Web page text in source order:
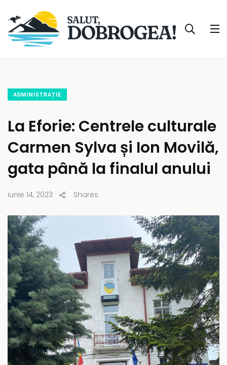
ADMINISTRAȚIE
La Eforie: Centrele culturale
Carmen Sylva și Ion Movilă,
gata până la finalul anului
iunie 14, 2023 Shares